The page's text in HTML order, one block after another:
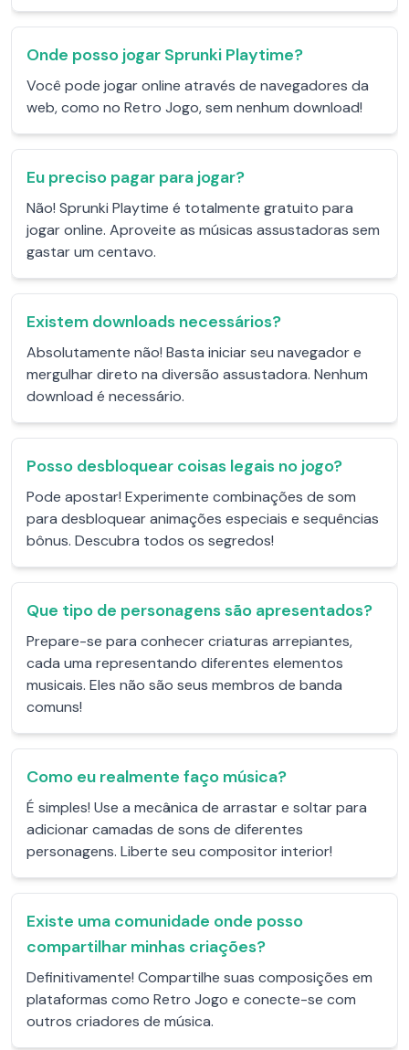
Onde posso jogar Sprunki Playtime?
Você pode jogar online através de navegadores da
web, como no Retro Jogo, sem nenhum download!
Eu preciso pagar para jogar?
Não! Sprunki Playtime é totalmente gratuito para
jogar online. Aproveite as músicas assustadoras sem
gastar um centavo.
Existem downloads necessários?
Absolutamente não! Basta iniciar seu navegador e
mergulhar direto na diversão assustadora. Nenhum
download é necessário.
Posso desbloquear coisas legais no jogo?
Pode apostar! Experimente combinações de som
para desbloquear animações especiais e sequências
bônus. Descubra todos os segredos!
Que tipo de personagens são apresentados?
Prepare-se para conhecer criaturas arrepiantes,
cada uma representando diferentes elementos
musicais. Eles não são seus membros de banda
comuns!
Como eu realmente faço música?
É simples! Use a mecânica de arrastar e soltar para
adicionar camadas de sons de diferentes
personagens. Liberte seu compositor interior!
Existe uma comunidade onde posso
compartilhar minhas criações?
Definitivamente! Compartilhe suas composições em
plataformas como Retro Jogo e conecte-se com
outros criadores de música.